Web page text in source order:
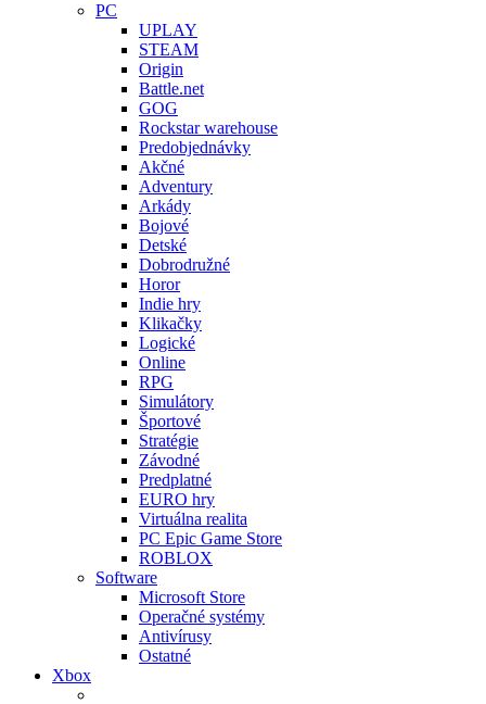
PC
UPLAY
STEAM
Origin
Battle.net
GOG
Rockstar warehouse
Predobjednávky
Akčné
Adventury
Arkády
Bojové
Detské
Dobrodružné
Horor
Indie hry
Klikačky
Logické
Online
RPG
Simulátory
Športové
Stratégie
Závodné
Predplatné
EURO hry
Virtuálna realita
PC Epic Game Store
ROBLOX
Software
Microsoft Store
Operačné systémy
Antivírusy
Ostatné
Xbox